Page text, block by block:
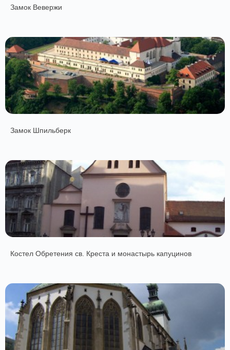
Замок Вевержи
Замок Шпильберк
Костел Обретения св. Креста и монастырь капуцинов